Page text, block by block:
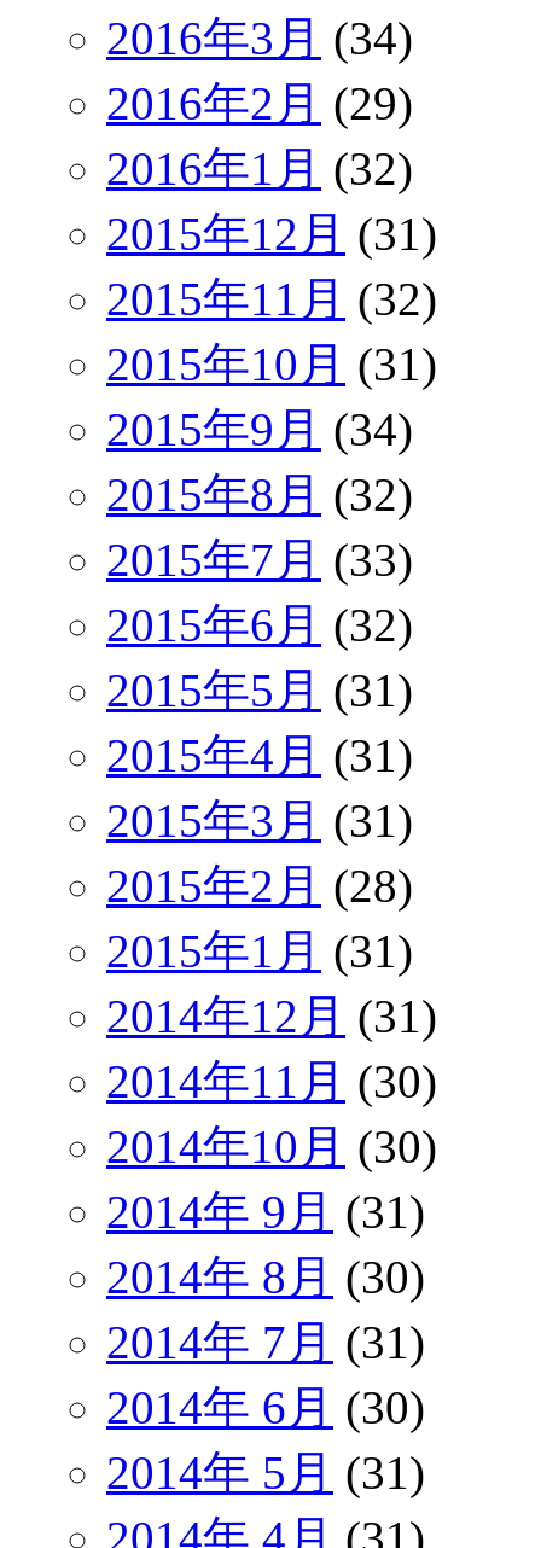
2016年3月 (34)
2016年2月 (29)
2016年1月 (32)
2015年12月 (31)
2015年11月 (32)
2015年10月 (31)
2015年9月 (34)
2015年8月 (32)
2015年7月 (33)
2015年6月 (32)
2015年5月 (31)
2015年4月 (31)
2015年3月 (31)
2015年2月 (28)
2015年1月 (31)
2014年12月 (31)
2014年11月 (30)
2014年10月 (30)
2014年 9月 (31)
2014年 8月 (30)
2014年 7月 (31)
2014年 6月 (30)
2014年 5月 (31)
2014年 4月 (31)